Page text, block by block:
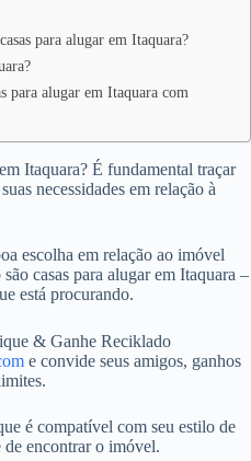
para alugar em Itaquara?
para alugar em Itaquara com
Itaquara? É fundamental traçar
necessidades em relação à
escolha em relação ao imóvel
casas para alugar em Itaquara –
está procurando.
& Ganhe Reciklado
e convide seus amigos, ganhos
é compatível com seu estilo de
de encontrar o imóvel.